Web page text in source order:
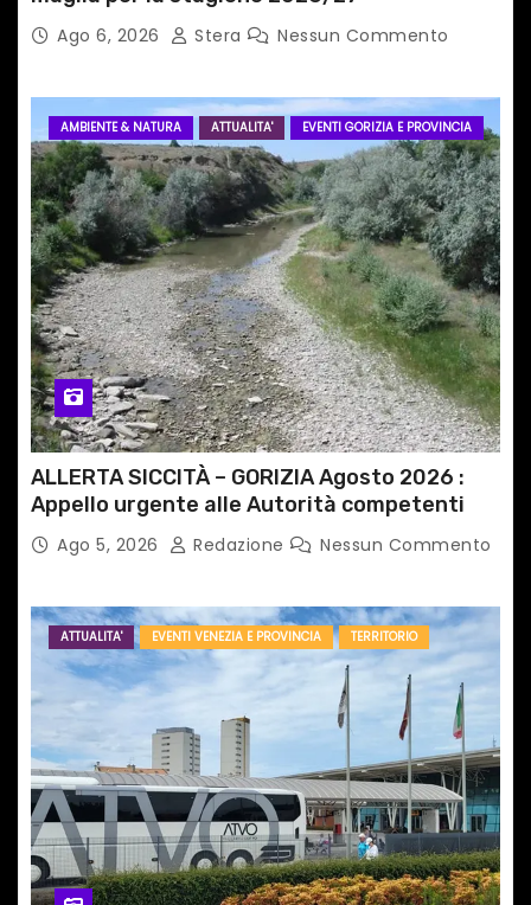
Ago 6, 2026 Stera Nessun Commento
AMBIENTE & NATURA ATTUALITA' EVENTI GORIZIA E PROVINCIA
ALLERTA SICCITÀ – GORIZIA Agosto 2026 :
Appello urgente alle Autorità competenti
Ago 5, 2026 Redazione Nessun Commento
ATTUALITA' EVENTI VENEZIA E PROVINCIA TERRITORIO